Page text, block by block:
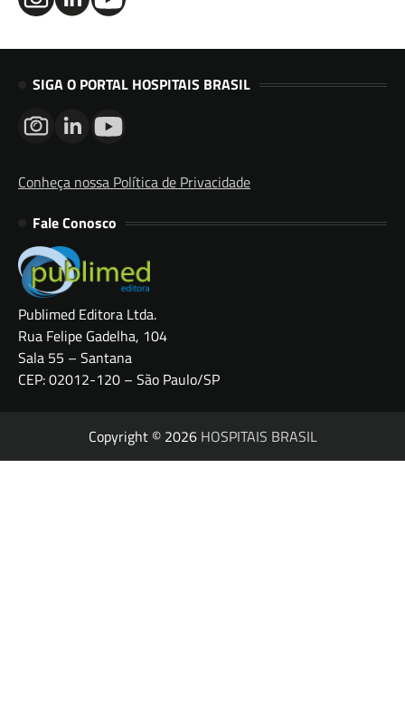
SIGA O PORTAL HOSPITAIS BRASIL
Conheça nossa Política de Privacidade
Fale Conosco
Publimed Editora Ltda.
Rua Felipe Gadelha, 104
Sala 55 – Santana
CEP: 02012-120 – São Paulo/SP
Copyright © 2026 HOSPITAIS BRASIL